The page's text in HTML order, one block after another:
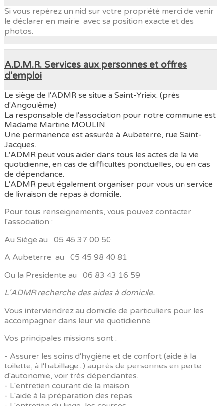
Si vous repérez un nid sur votre propriété merci de venir
le déclarer en mairie avec sa position exacte et des
photos.
A.D.M.R. Services aux personnes et offres
d'emploi
Le siège de l'ADMR se situe à Saint-Yrieix. (près
d'Angoulême)
La responsable de l'association pour notre commune est
Madame Martine MOULIN.
Une permanence est assurée à Aubeterre, rue Saint-
Jacques.
L'ADMR peut vous aider dans tous les actes de la vie
quotidienne, en cas de difficultés ponctuelles, ou en cas
de dépendance.
L'ADMR peut également organiser pour vous un service
de livraison de repas à domicile.
Pour tous renseignements, vous pouvez contacter
l'association :
Au Siège au 05 45 37 00 50
A Aubeterre au 05 45 98 40 81
Ou la Présidente au 06 83 43 16 59
L'ADMR recherche des aides à domicile.
Vous interviendrez au domicile de particuliers pour les
accompagner dans leur vie quotidienne.
Vos principales missions sont :
- Assurer les soins d'hygiène et de confort (aide à la
toilette, à l'habillage...) auprès de personnes en perte
d'autonomie, voir très dépendantes.
- L'entretien courant de la maison.
- L'aide à la préparation des repas.